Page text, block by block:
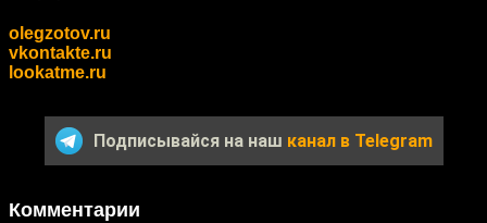
olegzotov.ru
vkontakte.ru
lookatme.ru
Подписывайся на наш канал в Telegram
Комментарии